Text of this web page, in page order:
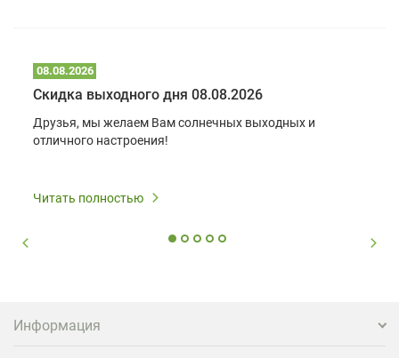
08.08.2026
Скидка выходного дня 08.08.2026
Друзья, мы желаем Вам солнечных выходных и
отличного настроения!
Читать полностью
Информация